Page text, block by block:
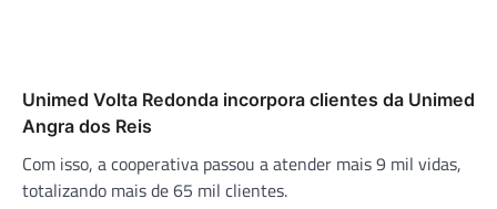
Unimed Volta Redonda incorpora clientes da Unimed
Angra dos Reis
Com isso, a cooperativa passou a atender mais 9 mil vidas,
totalizando mais de 65 mil clientes.